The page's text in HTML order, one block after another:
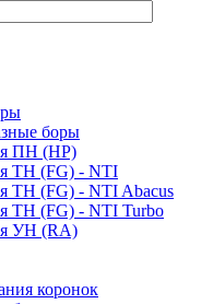
боры
ПН (HP)
ТН (FG) - NTI
ТН (FG) - NTI Abacus
ТН (FG) - NTI Turbo
УН (RA)
коронок